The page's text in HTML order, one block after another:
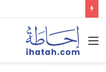
القائمة